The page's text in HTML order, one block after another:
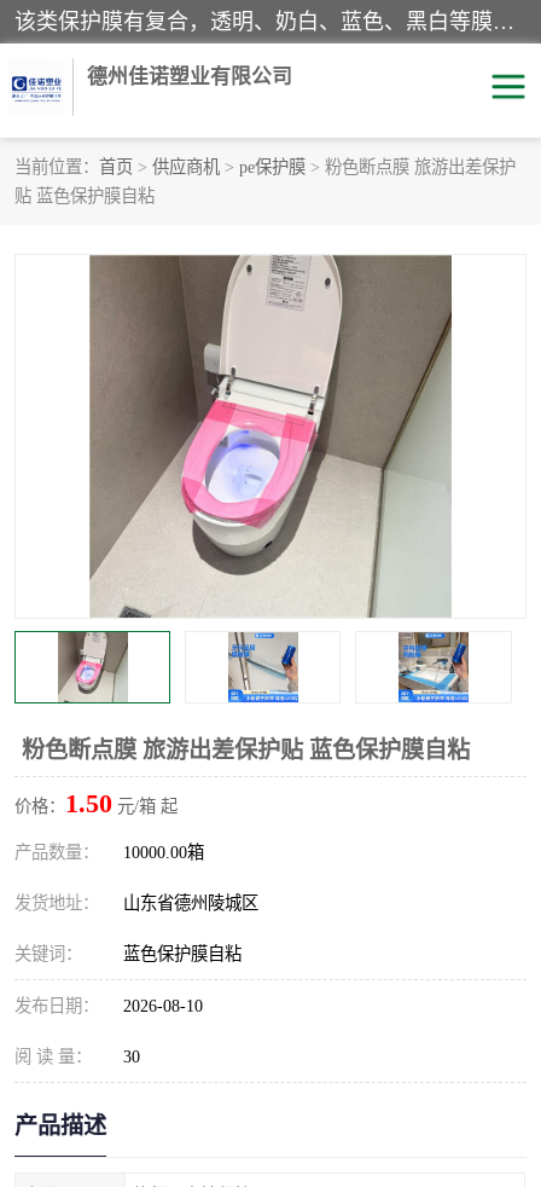
该类保护膜有复合，透明、奶白、蓝色、黑白等膜型。特高粘，高粘，中高粘，中粘，中低粘，低粘等。对于不同的粘力要求有相应的产品相适配。无胶渍残留污染。在较宽的收卷幅度下平整无皱纹，收卷长度大，利于机械化及自动化施工粘贴。为您的产品提供的表面保护解决方案。 产品广泛适用于：铝材、不锈钢、金属、塑料、电子、家电、家具、玻璃、化工材料、装饰材料等。
德州佳诺塑业有限公司
当前位置： 首页 > 供应商机 > pe保护膜 > 粉色断点膜 旅游出差保护
贴 蓝色保护膜自粘
粉色断点膜 旅游出差保护贴 蓝色保护膜自粘
价格： 1.50 元/箱 起
产品数量： 10000.00箱
发货地址： 山东省德州陵城区
关键词： 蓝色保护膜自粘
发布日期： 2026-08-10
阅 读 量： 30
产品描述
pe保护膜
家具保护膜
透明保护膜
乳白保护膜
纯黑保护膜
彩钢板保护膜
不绣钢板保护膜 两边上胶保护膜
窗缝阻风胶带 铝板保护膜
不锈钢板保护膜 一次性隔离膜